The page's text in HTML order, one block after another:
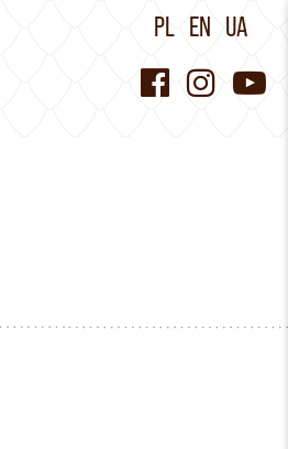
PL EN UA